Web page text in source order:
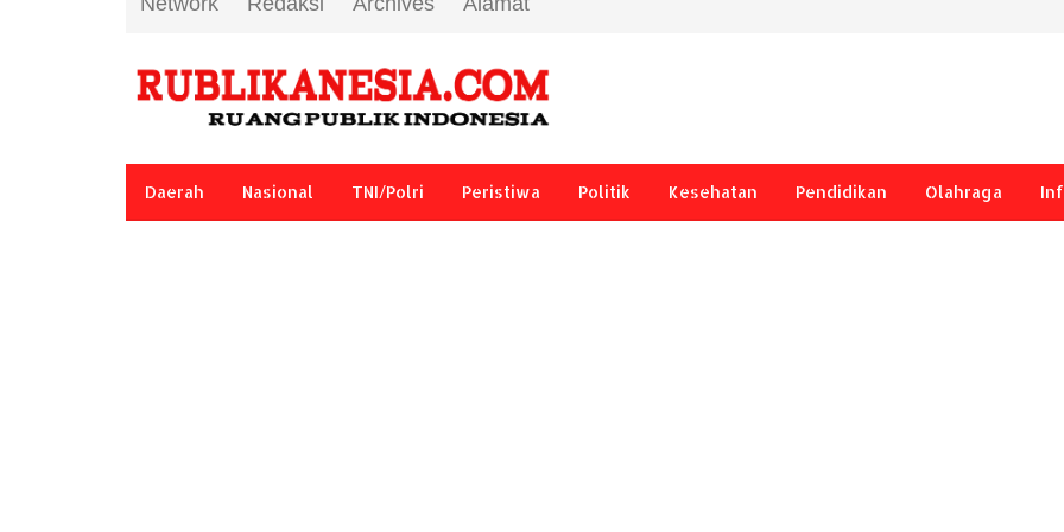
Daerah Nasional TNI/Polri Peristiwa Politik Kesehatan Pendidikan Olahraga